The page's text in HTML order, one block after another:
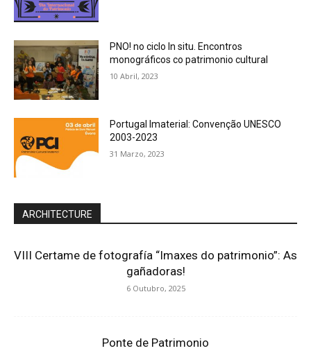
PNO! no ciclo In situ. Encontros
monográficos co patrimonio cultural
10 Abril, 2023
Portugal Imaterial: Convenção UNESCO
2003-2023
31 Marzo, 2023
ARCHITECTURE
VIII Certame de fotografía “Imaxes do patrimonio”: As
gañadoras!
6 Outubro, 2025
Ponte de Patrimonio